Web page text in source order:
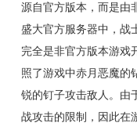
源自官方版本，而是由
盛大官方服务器中，战
完全是非官方版本游戏
照了游戏中赤月恶魔的
锐的钉子攻击敌人。由
战攻击的限制，因此在